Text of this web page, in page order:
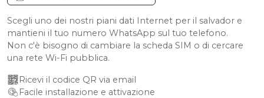
Scegli uno dei nostri piani dati Internet per il salvador e
mantieni il tuo numero WhatsApp sul tuo telefono.
Non c'è bisogno di cambiare la scheda SIM o di cercare
una rete Wi-Fi pubblica.
Ricevi il codice QR via email
Facile installazione e attivazione